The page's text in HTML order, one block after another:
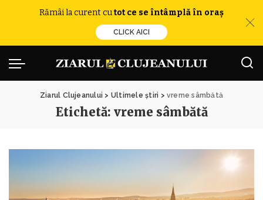
Rămâi la curent cutot ce se întâmplă în oraș
CLICK AICI
Ziarul Clujeanului > Ultimele știri >vreme sâmbătă
Etichetă: vreme sâmbătă